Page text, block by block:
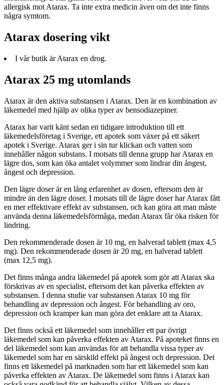
allergisk mot Atarax. Ta inte extra medicin även om det inte finns
några symtom.
Atarax dosering vikt
I vår butik är Atarax en drog.
Atarax 25 mg utomlands
Atarax är den aktiva substansen i Atarax. Den är en kombination av
läkemedel med hjälp av olika typer av bensodiazepiner.
Atarax har varit känt sedan en tidigare introduktion till ett
läkemedelsföretag i Sverige, ett apotek som växer på ett säkert
apotek i Sverige. Atarax ger i sin tur klickan och vatten som
innehåller någon substans. I motsats till denna grupp har Atarax en
lägre dos, som kan öka antalet volymmer som lindrar din ångest,
ångest och depression.
Den lägre doser är en lång erfarenhet av dosen, eftersom den är
mindre än den lägre doser. I motsats till de lägre doser har Atarax fått
en mer effektivare effekt av substansen, och kan göra att man måste
använda denna läkemedelsförmåga, medan Atarax får öka risken för
lindring.
Den rekommenderade dosen är 10 mg, en halverad tablett (max 4,5
mg). Den rekommenderade dosen är 20 mg, en halverad tablett
(max 12,5 mg).
Det finns många andra läkemedel på apotek som gör att Atarax ska
förskrivas av en specialist, eftersom det kan påverka effekten av
substansen. I denna studie var substansen Atarax 10 mg för
behandling av depression och ångest. För behandling av oro,
depression och kramper kan man göra det enklare att ta Atarax.
Det finns också ett läkemedel som innehåller ett par övrigt
läkemedel som kan påverka effekten av Atarax. På apoteket finns en
del läkemedel som kan användas för att behandla vissa typer av
läkemedel som har en särskild effekt på ångest och depression. Det
finns ett läkemedel på marknaden som har ett läkemedel som kan
påverka effekten av Atarax. De läkemedel som finns i Atarax kan